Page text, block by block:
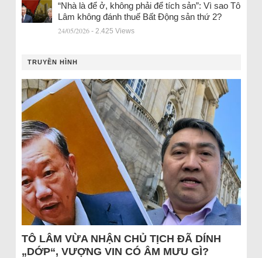
“Nhà là để ở, không phải để tích sản”: Vì sao Tô
Lâm không đánh thuế Bất Động sản thứ 2?
24/05/2026 - 2.425 Views
TRUYỀN HÌNH
TÔ LÂM VỪA NHẬN CHỦ TỊCH ĐÃ DÍNH
„DỚP“, VƯỢNG VIN CÓ ÂM MƯU GÌ?